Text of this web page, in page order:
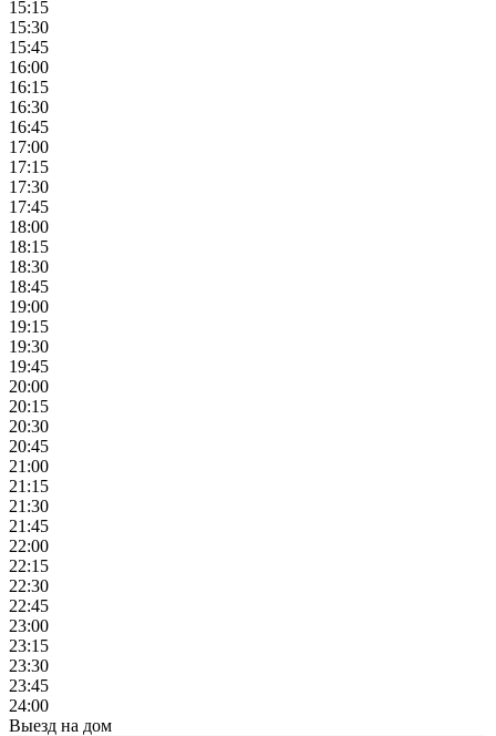
15:15
15:30
15:45
16:00
16:15
16:30
16:45
17:00
17:15
17:30
17:45
18:00
18:15
18:30
18:45
19:00
19:15
19:30
19:45
20:00
20:15
20:30
20:45
21:00
21:15
21:30
21:45
22:00
22:15
22:30
22:45
23:00
23:15
23:30
23:45
24:00
Выезд на дом